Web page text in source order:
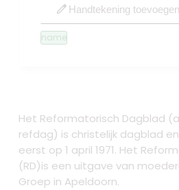
edit Handtekening toevoegen
name
Het Reformatorisch Dagblad
refdag) is christelijk dagblad
eerst op 1 april 1971. Het
(RD)is een uitgave van
Groep in Apeldoorn.